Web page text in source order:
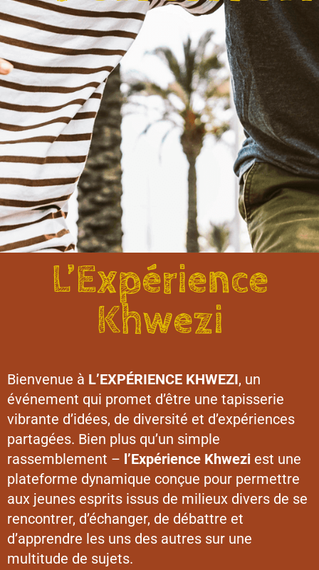
L’Expérience
Khwezi
Bienvenue à L’EXPÉRIENCE KHWEZI, un
événement qui promet d’être une tapisserie
vibrante d’idées, de diversité et d’expériences
partagées. Bien plus qu’un simple
rassemblement – l’Expérience Khwezi est une
plateforme dynamique conçue pour permettre
aux jeunes esprits issus de milieux divers de se
rencontrer, d’échanger, de débattre et
d’apprendre les uns des autres sur une
multitude de sujets.